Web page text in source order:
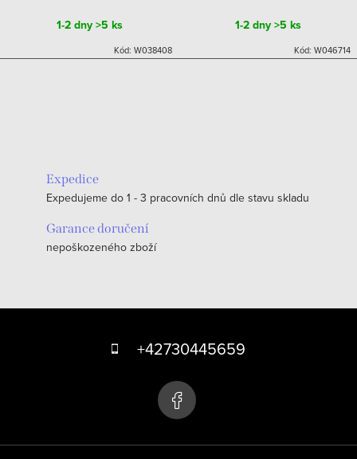
1-2 dny>5 ks
Kód: W038408
1-2 dny>5 ks
Kód: W046714
Expedice
Expedujeme do 1 - 3 pracovních dnů dle stavu skladu
Garance doručení
nepoškozeného zboží
í
+42730445659